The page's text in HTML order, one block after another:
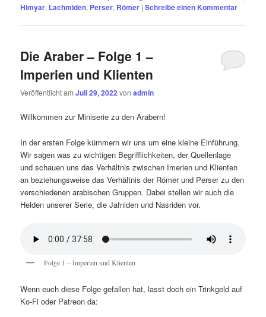
Himyar, Lachmiden, Perser, Römer |Schreibe einen Kommentar
Die Araber – Folge 1 –
Imperien und Klienten
Veröffentlicht amJuli 29, 2022vonadmin
Willkommen zur Miniserie zu den Arabern!
In der ersten Folge kümmern wir uns um eine kleine Einführung.
Wir sagen was zu wichtigen Begrifflichkeiten, der Quellenlage
und schauen uns das Verhältnis zwischen Imerien und Klienten
an beziehungsweise das Verhältnis der Römer und Perser zu den
verschiedenen arabischen Gruppen. Dabei stellen wir auch die
Helden unserer Serie, die Jafniden und Nasriden vor.
Folge 1 – Imperien und Klienten
Wenn euch diese Folge gefallen hat, lasst doch ein Trinkgeld auf
Ko-Fi oder Patreon da: